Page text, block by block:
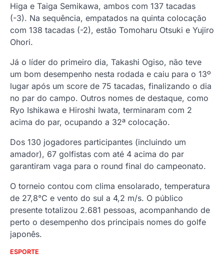
Higa e Taiga Semikawa, ambos com 137 tacadas
(-3). Na sequência, empatados na quinta colocação
com 138 tacadas (-2), estão Tomoharu Otsuki e Yujiro
Ohori.
Já o líder do primeiro dia, Takashi Ogiso, não teve
um bom desempenho nesta rodada e caiu para o 13º
lugar após um score de 75 tacadas, finalizando o dia
no par do campo. Outros nomes de destaque, como
Ryo Ishikawa e Hiroshi Iwata, terminaram com 2
acima do par, ocupando a 32ª colocação.
Dos 130 jogadores participantes (incluindo um
amador), 67 golfistas com até 4 acima do par
garantiram vaga para o round final do campeonato.
O torneio contou com clima ensolarado, temperatura
de 27,8°C e vento do sul a 4,2 m/s. O público
presente totalizou 2.681 pessoas, acompanhando de
perto o desempenho dos principais nomes do golfe
japonês.
ESPORTE